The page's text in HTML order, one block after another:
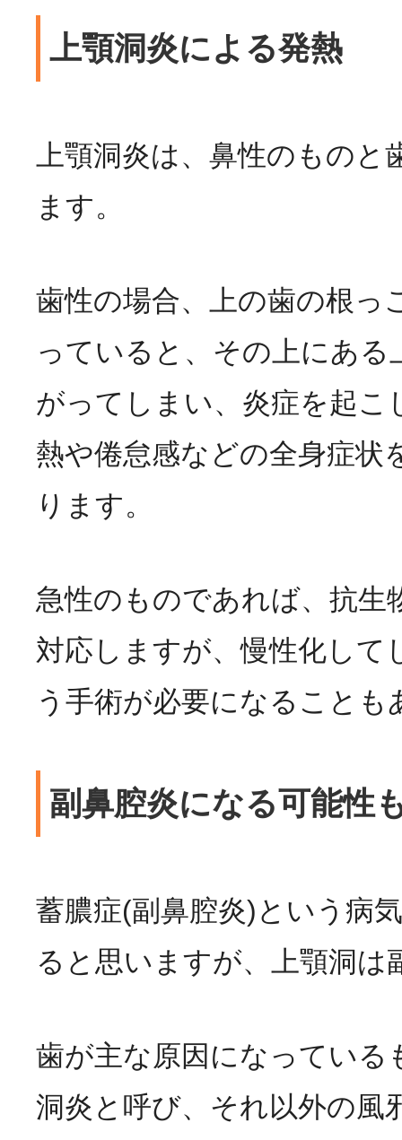
上顎洞炎による発熱
上顎洞炎は、鼻性のもの
ます。
歯性の場合、上の歯の根っ
っていると、その上にある
がってしまい、炎症を起こ
熱や倦怠感などの全身症状
ります。
急性のものであれば、抗生
対応しますが、慢性化して
う手術が必要になることも
副鼻腔炎になる可能性
蓄膿症(副鼻腔炎)という病
ると思いますが、上顎洞は
歯が主な原因になっている
洞炎と呼び、それ以外の風